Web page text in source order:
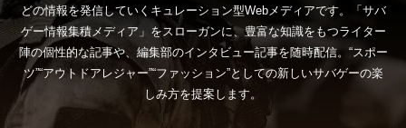
どの情報を発信していくキュレーション型Webメディアです。「サバ
ゲー情報集積メディア」をスローガンに、豊富な知識をもつライター
陣の個性的な記事や、編集部のインタビュー記事を随時配信。“スポー
ツ”“アウトドアレジャー”“ファッション”としての新しいサバゲーの楽
しみ方を提案します。